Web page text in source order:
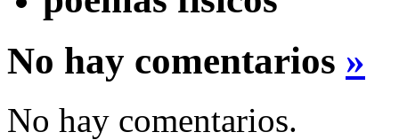
No hay comentarios »
No hay comentarios.